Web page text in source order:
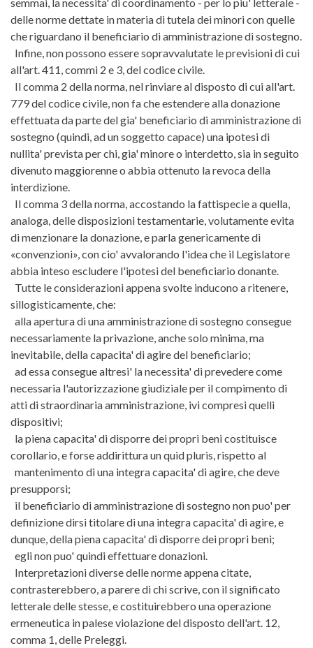
delle norme dettate in materia di tutela dei minori con quelle
che riguardano il beneficiario di amministrazione di sostegno.
Infine, non possono essere sopravvalutate le previsioni di cui
all'art. 411, commi 2 e 3, del codice civile.
Il comma 2 della norma, nel rinviare al disposto di cui all'art.
779 del codice civile, non fa che estendere alla donazione
effettuata da parte del gia' beneficiario di amministrazione di
sostegno (quindi, ad un soggetto capace) una ipotesi di
nullita' prevista per chi, gia' minore o interdetto, sia in seguito
divenuto maggiorenne o abbia ottenuto la revoca della
interdizione.
Il comma 3 della norma, accostando la fattispecie a quella,
analoga, delle disposizioni testamentarie, volutamente evita
di menzionare la donazione, e parla genericamente di
«convenzioni», con cio' avvalorando l'idea che il Legislatore
abbia inteso escludere l'ipotesi del beneficiario donante.
Tutte le considerazioni appena svolte inducono a ritenere,
sillogisticamente, che:
alla apertura di una amministrazione di sostegno consegue
necessariamente la privazione, anche solo minima, ma
inevitabile, della capacita' di agire del beneficiario;
ad essa consegue altresi' la necessita' di prevedere come
necessaria l'autorizzazione giudiziale per il compimento di
atti di straordinaria amministrazione, ivi compresi quelli
dispositivi;
la piena capacita' di disporre dei propri beni costituisce
corollario, e forse addirittura un quid pluris, rispetto al
mantenimento di una integra capacita' di agire, che deve
presupporsi;
il beneficiario di amministrazione di sostegno non puo' per
definizione dirsi titolare di una integra capacita' di agire, e
dunque, della piena capacita' di disporre dei propri beni;
egli non puo' quindi effettuare donazioni.
Interpretazioni diverse delle norme appena citate,
contrasterebbero, a parere di chi scrive, con il significato
letterale delle stesse, e costituirebbero una operazione
ermeneutica in palese violazione del disposto dell'art. 12,
comma 1, delle Preleggi.